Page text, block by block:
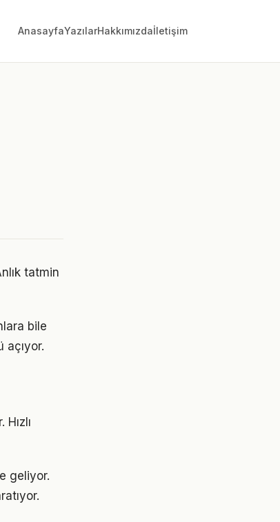
AnasayfaYazılarHakkımızdaİletişim
tatmin
bile
açıyor.
geliyor.